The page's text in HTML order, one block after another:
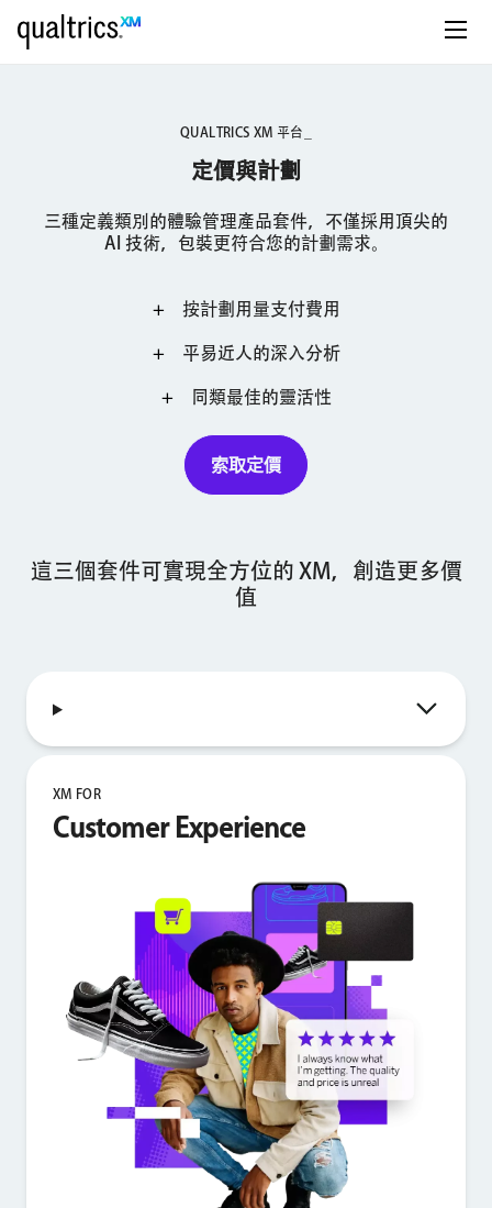
QUALTRICS XM 平台_
定價與計劃
三種定義類別的體驗管理產品套件，不僅採用頂尖的
AI 技術，包裝更符合您的計劃需求。
按計劃用量支付費用
平易近人的深入分析
同類最佳的靈活性
索取定價
索取定價
這三個套件可實現全方位的 XM，創造更多價
值
XM FOR
Customer Experience